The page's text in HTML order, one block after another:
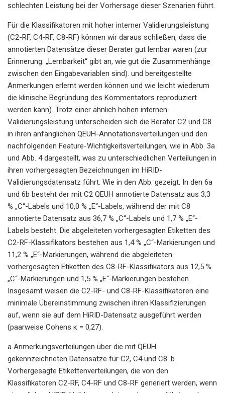
schlechten Leistung bei der Vorhersage dieser Szenarien führt.
Für die Klassifikatoren mit hoher interner Validierungsleistung
(C2-RF, C4-RF, C8-RF) können wir daraus schließen, dass die
annotierten Datensätze dieser Berater gut lernbar waren (zur
Erinnerung: „Lernbarkeit“ gibt an, wie gut die Zusammenhänge
zwischen den Eingabevariablen sind). und bereitgestellte
Anmerkungen erlernt werden können und wie leicht wiederum
die klinische Begründung des Kommentators reproduziert
werden kann). Trotz einer ähnlich hohen internen
Validierungsleistung unterscheiden sich die Berater C2 und C8
in ihren anfänglichen QEUH-Annotationsverteilungen und den
nachfolgenden Feature-Wichtigkeitsverteilungen, wie in Abb. 3a
und Abb. 4 dargestellt, was zu unterschiedlichen Verteilungen in
ihren vorhergesagten Bezeichnungen im HiRID-
Validierungsdatensatz führt. Wie in den Abb. gezeigt. In den 6a
und 6b besteht der mit C2 QEUH annotierte Datensatz aus 3,3
% „C“-Labels und 10,0 % „E“-Labels, während der mit C8
annotierte Datensatz aus 36,7 % „C“-Labels und 1,7 % „E“-
Labels besteht. Die abgeleiteten vorhergesagten Etiketten des
C2-RF-Klassifikators bestehen aus 1,4 % „C“-Markierungen und
11,2 % „E“-Markierungen, während die abgeleiteten
vorhergesagten Etiketten des C8-RF-Klassifikators aus 12,5 %
„C“-Markierungen und 1,5 % „E“-Markierungen bestehen.
Insgesamt weisen die C2-RF- und C8-RF-Klassifikatoren eine
minimale Übereinstimmung zwischen ihren Klassifizierungen
auf, wenn sie auf dem HiRID-Datensatz ausgeführt werden
(paarweise Cohens κ = 0,27).
a Anmerkungsverteilungen über die mit QEUH
gekennzeichneten Datensätze für C2, C4 und C8. b
Vorhergesagte Etikettenverteilungen, die von den
Klassifikatoren C2-RF, C4-RF und C8-RF generiert werden, wenn